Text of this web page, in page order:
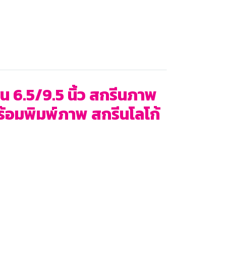
6.5/9.5 นิ้ว สกรีนภาพ
อมพิมพ์ภาพ สกรีนโลโก้